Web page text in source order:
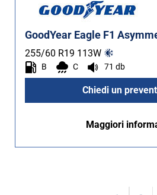
GoodYear Eagle F1
255/60 R19 113W
B C 71 db
Chiedi un
Maggiori